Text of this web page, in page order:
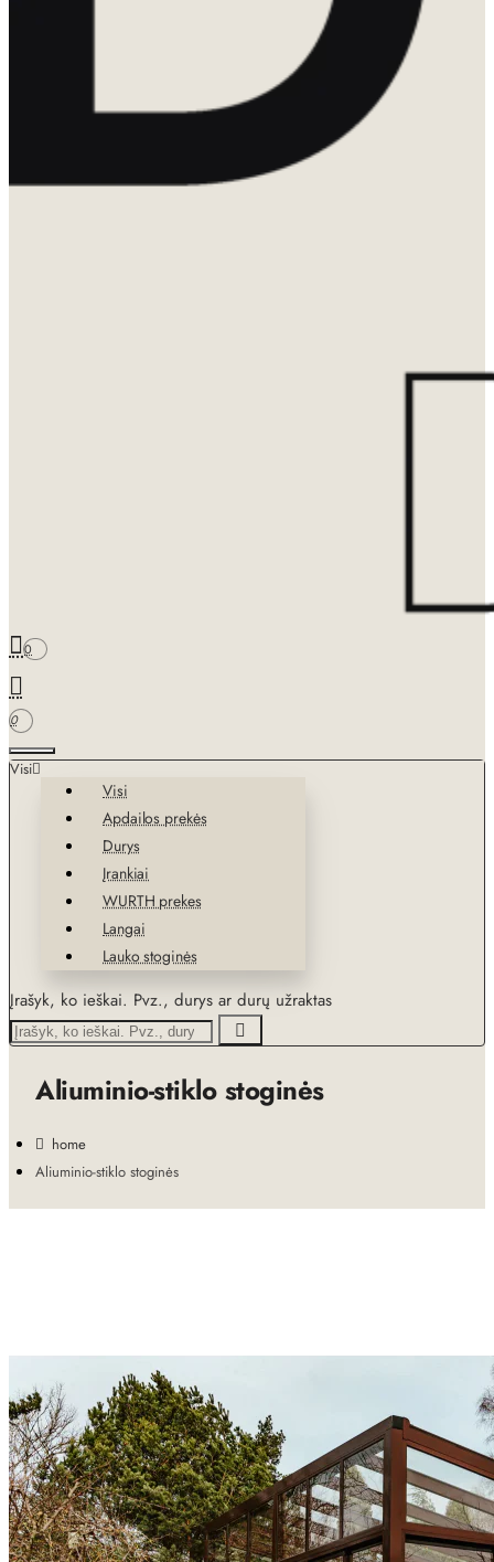
0
0
Visi
Visi
Apdailos prekės
Durys
Įrankiai
WURTH prekes
Langai
Lauko stoginės
Įrašyk, ko ieškai. Pvz., durys ar durų užraktas
Aliuminio-stiklo stoginės
home
Aliuminio-stiklo stoginės